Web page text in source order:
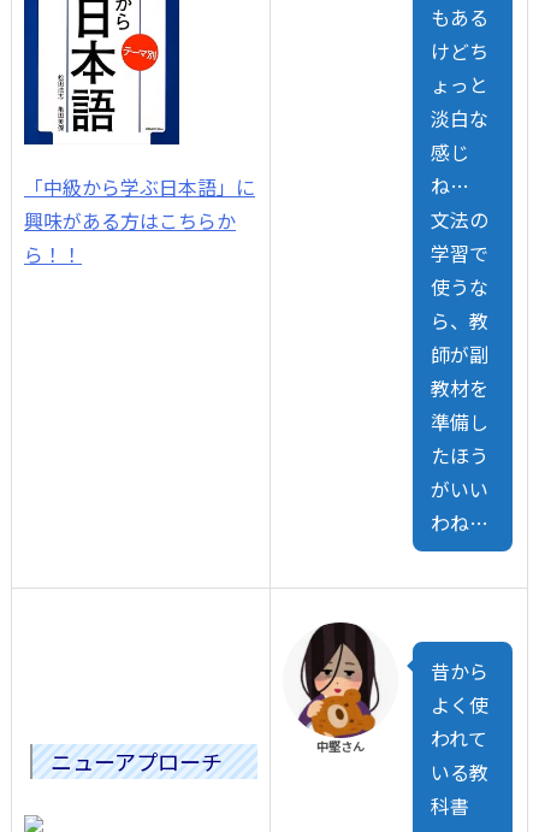
「中級から学ぶ日本語」に
興味がある方はこちらか
ら！！
もある
けどち
ょっと
淡白な
感じ
ね…
文法の
学習で
使うな
ら、教
師が副
教材を
準備し
たほう
がいい
わね…
ニューアプローチ 中堅さん
昔から
よく使
われて
いる教
科書